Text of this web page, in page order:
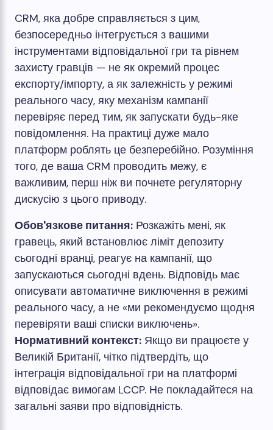
CRM, яка добре справляється з цим,
безпосередньо інтегрується з вашими
інструментами відповідальної гри та рівнем
захисту гравців — не як окремий процес
експорту/імпорту, а як залежність у режимі
реального часу, яку механізм кампанії
перевіряє перед тим, як запускати будь-яке
повідомлення. На практиці дуже мало
платформ роблять це безперебійно. Розуміння
того, де ваша CRM проводить межу, є
важливим, перш ніж ви почнете регуляторну
дискусію з цього приводу.
Обов'язкове питання: Розкажіть мені, як
гравець, який встановлює ліміт депозиту
сьогодні вранці, реагує на кампанії, що
запускаються сьогодні вдень. Відповідь має
описувати автоматичне виключення в режимі
реального часу, а не «ми рекомендуємо щодня
перевіряти ваші списки виключень».
Нормативний контекст: Якщо ви працюєте у
Великій Британії, чітко підтвердіть, що
інтеграція відповідальної гри на платформі
відповідає вимогам LCCP. Не покладайтеся на
загальні заяви про відповідність.